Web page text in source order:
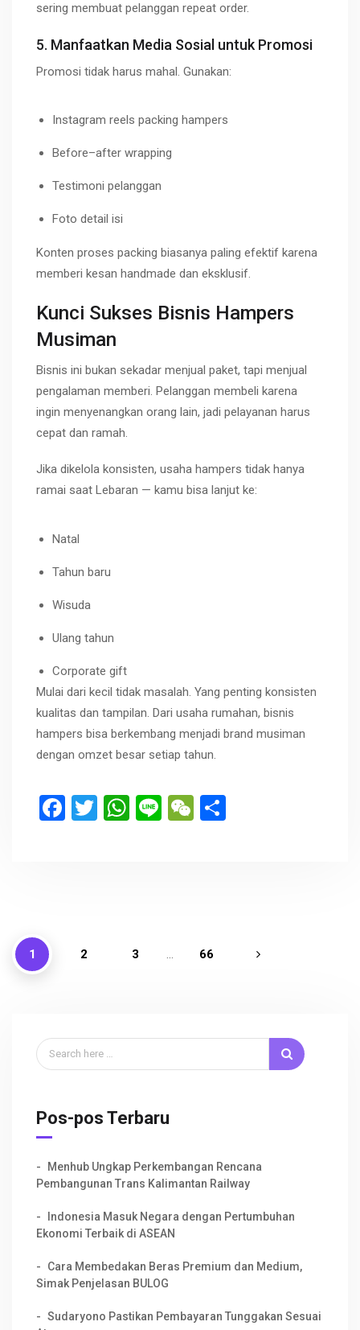
sering membuat pelanggan repeat order.
5. Manfaatkan Media Sosial untuk Promosi
Promosi tidak harus mahal. Gunakan:
Instagram reels packing hampers
Before–after wrapping
Testimoni pelanggan
Foto detail isi
Konten proses packing biasanya paling efektif karena
memberi kesan handmade dan eksklusif.
Kunci Sukses Bisnis Hampers
Musiman
Bisnis ini bukan sekadar menjual paket, tapi menjual
pengalaman memberi. Pelanggan membeli karena
ingin menyenangkan orang lain, jadi pelayanan harus
cepat dan ramah.
Jika dikelola konsisten, usaha hampers tidak hanya
ramai saat Lebaran — kamu bisa lanjut ke:
Natal
Tahun baru
Wisuda
Ulang tahun
Corporate gift
Mulai dari kecil tidak masalah. Yang penting konsisten
kualitas dan tampilan. Dari usaha rumahan, bisnis
hampers bisa berkembang menjadi brand musiman
dengan omzet besar setiap tahun.
F
T
W
p
Li
W
1 2 3 … 66
Pos-pos Terbaru
Menhub Ungkap Perkembangan Rencana
Pembangunan Trans Kalimantan Railway
Indonesia Masuk Negara dengan Pertumbuhan
Ekonomi Terbaik di ASEAN
Cara Membedakan Beras Premium dan Medium,
Simak Penjelasan BULOG
Sudaryono Pastikan Pembayaran Tunggakan Sesuai